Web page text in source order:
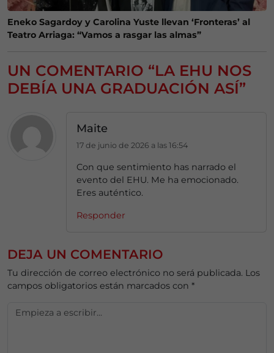
Eneko Sagardoy y Carolina Yuste llevan ‘Fronteras’ al
Teatro Arriaga: “Vamos a rasgar las almas”
UN COMENTARIO “LA EHU NOS
DEBÍA UNA GRADUACIÓN ASÍ”
Maite
17 de junio de 2026 a las 16:54
Con que sentimiento has narrado el
evento del EHU. Me ha emocionado.
Eres auténtico.
Responder
DEJA UN COMENTARIO
Tu dirección de correo electrónico no será publicada. Los
campos obligatorios están marcados con *